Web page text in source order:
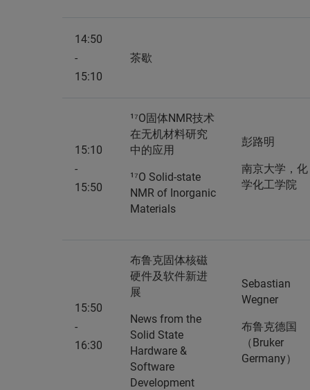
14:50
-
15:10
茶歇
15:10
-
15:50
¹⁷O固体NMR技术
在无机材料研究
中的应用
¹⁷O Solid-state
NMR of Inorganic
Materials
彭路明
南京大学，化
学化工学院
15:50
-
16:30
布鲁克固体核磁
硬件及软件新进
展
News from the
Solid State
Hardware &
Software
Development
Sebastian
Wegner
布鲁克德国
（Bruker
Germany）